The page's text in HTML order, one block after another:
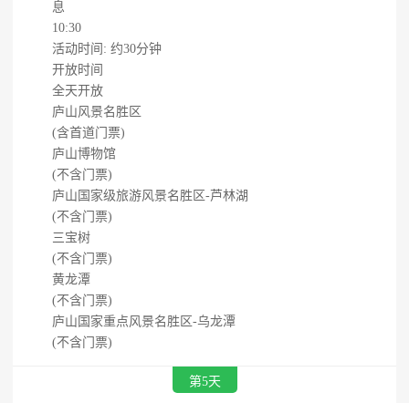
息
10:30
活动时间: 约30分钟
开放时间
全天开放
庐山风景名胜区
(含首道门票)
庐山博物馆
(不含门票)
庐山国家级旅游风景名胜区-芦林湖
(不含门票)
三宝树
(不含门票)
黄龙潭
(不含门票)
庐山国家重点风景名胜区-乌龙潭
(不含门票)
第5天